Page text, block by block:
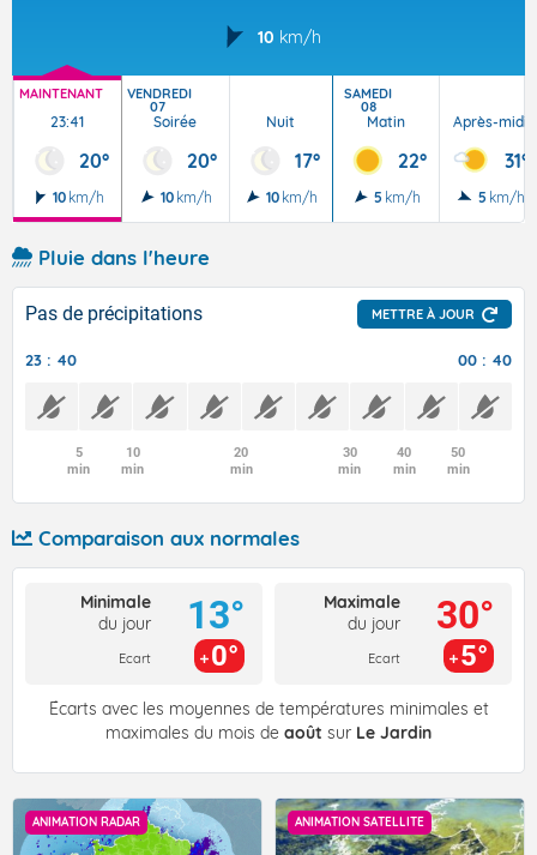
10 km/h
MAINTENANT
23:41
20°
10 km/h
VENDREDI
07
Soirée
20°
10 km/h
Nuit
17°
10 km/h
SAMEDI
08
Matin
22°
5 km/h
Après-midi
31°
5 km/h
Pluie dans l'heure
Pas de précipitations METTRE À JOUR
23 : 40 00 : 40
5
min
10
min
20
min
30
min
40
min
50
min
Comparaison aux normales
Minimale
du jour
Ecart
13°
0°
Maximale
du jour
Ecart
30°
5°
Écarts avec les moyennes de températures minimales et
maximales du mois de août sur Le Jardin
ANIMATION RADAR ANIMATION SATELLITE